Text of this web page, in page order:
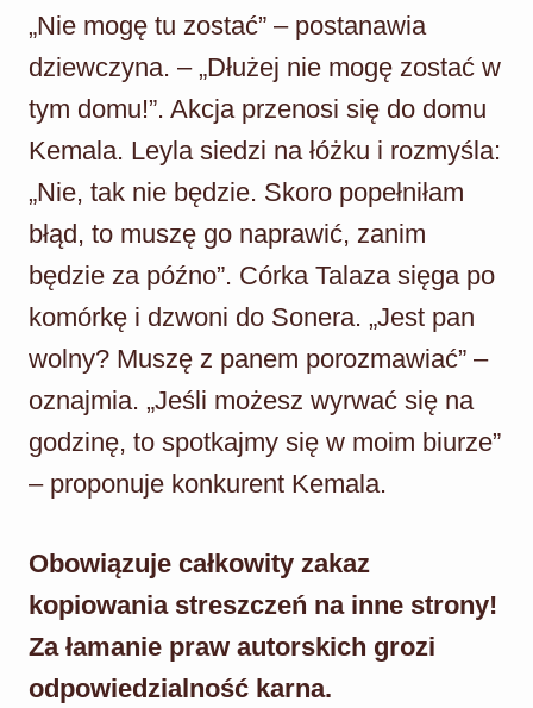
„Nie mogę tu zostać” – postanawia
dziewczyna. – „Dłużej nie mogę zostać w
tym domu!”. Akcja przenosi się do domu
Kemala. Leyla siedzi na łóżku i rozmyśla:
„Nie, tak nie będzie. Skoro popełniłam
błąd, to muszę go naprawić, zanim
będzie za późno”. Córka Talaza sięga po
komórkę i dzwoni do Sonera. „Jest pan
wolny? Muszę z panem porozmawiać” –
oznajmia. „Jeśli możesz wyrwać się na
godzinę, to spotkajmy się w moim biurze”
– proponuje konkurent Kemala.
Obowiązuje całkowity zakaz
kopiowania streszczeń na inne strony!
Za łamanie praw autorskich grozi
odpowiedzialność karna.